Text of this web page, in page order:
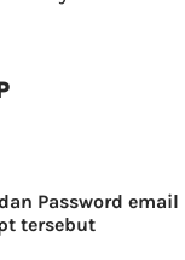
Password email
tersebut